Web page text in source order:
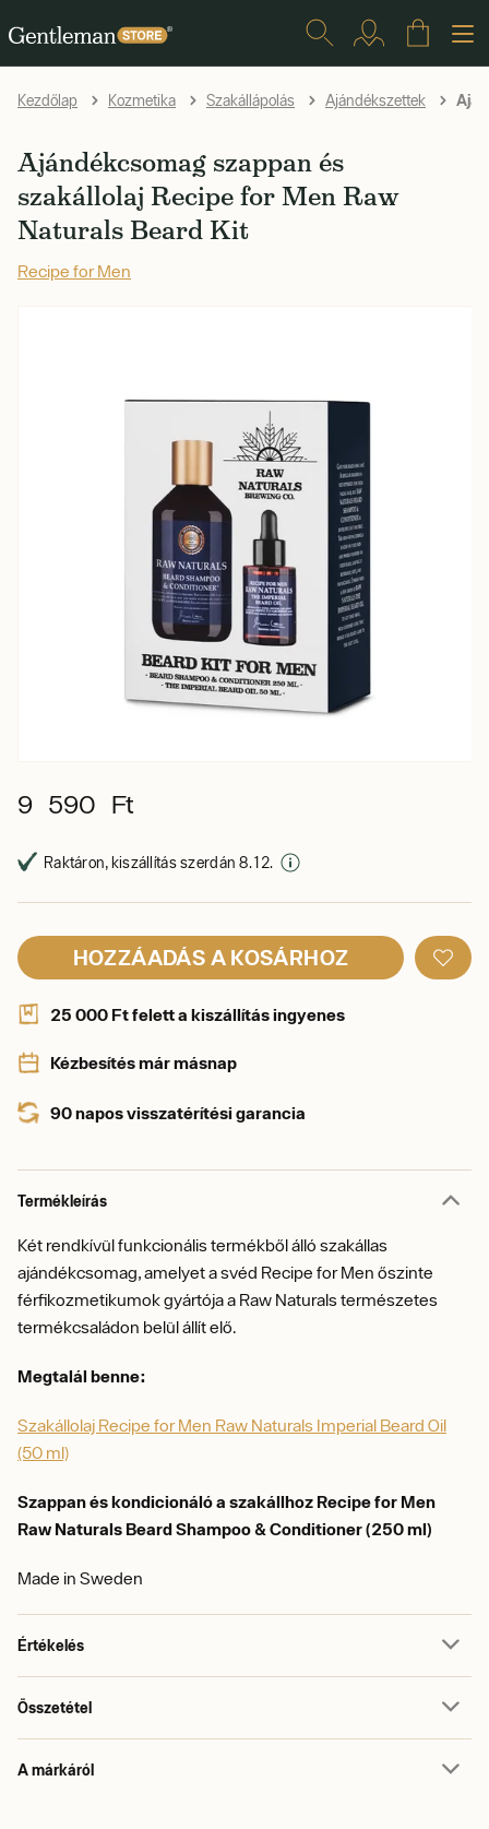
Kezdőlap Kozmetika Szakállápolás Ajándékszettek
Ajándékcsomag szappan és
szakállolaj Recipe for Men Raw
Naturals Beard Kit
Recipe for Men
9 590 Ft
Raktáron, kiszállítás szerdán 8. 12.
HOZZÁADÁS A KOSÁRHOZ
25 000 Ft felett a kiszállítás ingyenes
Kézbesítés már másnap
90 napos visszatérítési garancia
Termékleírás
Két rendkívül funkcionális termékből álló szakállas
ajándékcsomag, amelyet a svéd Recipe for Men őszinte
férfikozmetikumok gyártója a Raw Naturals természetes
termékcsaládon belül állít elő.
Megtalál benne:
Szakállolaj Recipe for Men Raw Naturals Imperial Beard Oil
(50 ml)
Szappan és kondicionáló a szakállhoz Recipe for Men
Raw Naturals Beard Shampoo & Conditioner (250 ml)
Made in Sweden
Értékelés
Összetétel
A márkáról